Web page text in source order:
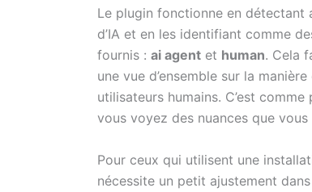
Le plugin fonctionne en détectant
d’IA et en les identifiant comme
fournis : ai agent et human. Cela
une vue d’ensemble sur la
utilisateurs humains. C’est
vous voyez des nuances que vous
Pour ceux qui utilisent une
nécessite un petit ajustement